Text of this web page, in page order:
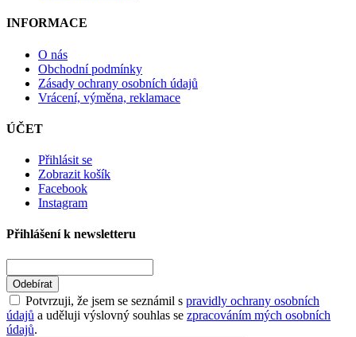
INFORMACE
O nás
Obchodní podmínky
Zásady ochrany osobních údajů
Vrácení, výměna, reklamace
ÚČET
Přihlásit se
Zobrazit košík
Facebook
Instagram
Přihlášení k newsletteru
Odebírat
Potvrzuji, že jsem se seznámil s pravidly ochrany osobních
údajů a uděluji výslovný souhlas se zpracováním mých osobních
údajů.